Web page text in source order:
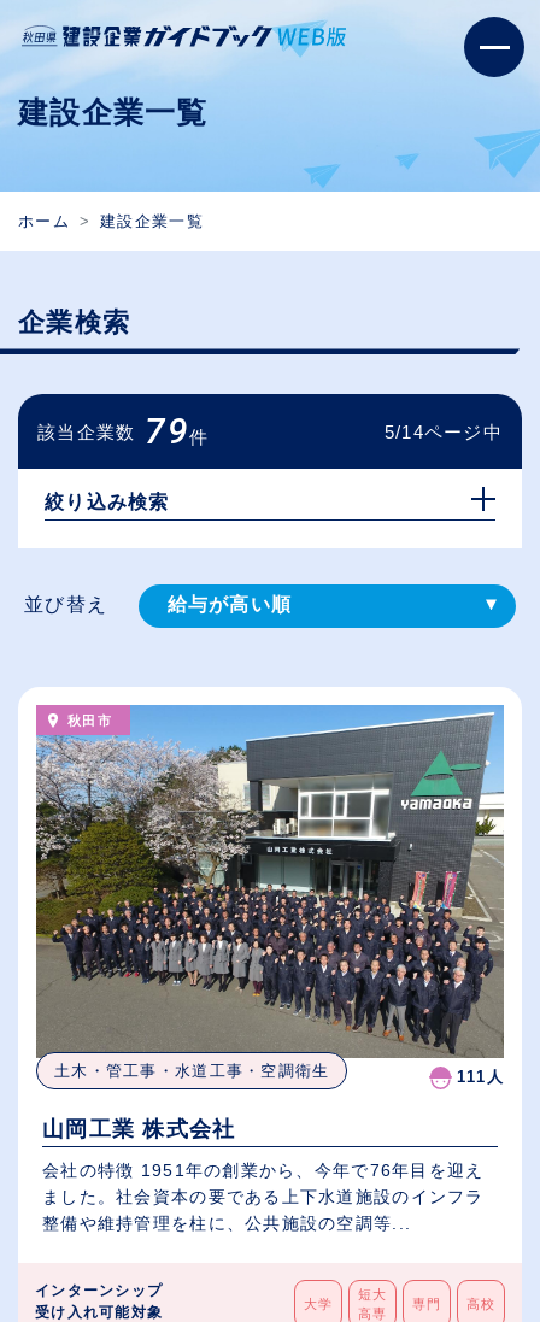
建設企業一覧
ホーム 建設企業一覧
企業検索
該当企業数 79件 5/14ページ中
絞り込み検索
並び替え 給与が高い順
休日数が多い順
秋田市
土木・管工事・水道工事・空調衛生 111人
山岡工業 株式会社
会社の特徴 1951年の創業から、今年で76年目を迎え
ました。社会資本の要である上下水道施設のインフラ
整備や維持管理を柱に、公共施設の空調等...
インターンシップ
受け入れ可能対象
大学
短大
高専
専門 高校